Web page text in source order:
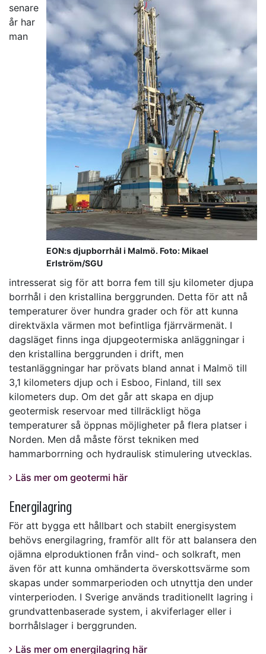
EON:s djupborrhål i Malmö. Foto: Mikael
Erlström/SGU
senare
år har
man
intresserat sig för att borra fem till sju kilometer djupa
borrhål i den kristallina berggrunden. Detta för att nå
temperaturer över hundra grader och för att kunna
direktväxla värmen mot befintliga fjärrvärmenät. I
dagsläget finns inga djupgeotermiska anläggningar i
den kristallina berggrunden i drift, men
testanläggningar har prövats bland annat i Malmö till
3,1 kilometers djup och i Esboo, Finland, till sex
kilometers dup. Om det går att skapa en djup
geotermisk reservoar med tillräckligt höga
temperaturer så öppnas möjligheter på flera platser i
Norden. Men då måste först tekniken med
hammarborrning och hydraulisk stimulering utvecklas.
Läs mer om geotermi här
Energilagring
För att bygga ett hållbart och stabilt energisystem
behövs energilagring, framför allt för att balansera den
ojämna elproduktionen från vind- och solkraft, men
även för att kunna omhänderta överskottsvärme som
skapas under sommarperioden och utnyttja den under
vinterperioden. I Sverige används traditionellt lagring i
grundvattenbaserade system, i akviferlager eller i
borrhålslager i berggrunden.
Läs mer om energilagring här